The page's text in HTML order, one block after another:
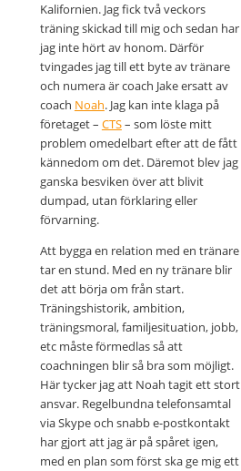
Kalifornien. Jag fick två veckors
träning skickad till mig och sedan har
jag inte hört av honom. Därför
tvingades jag till ett byte av tränare
och numera är coach Jake ersatt av
coach Noah. Jag kan inte klaga på
företaget – CTS– som löste mitt
problem omedelbart efter att de fått
kännedom om det. Däremot blev jag
ganska besviken över att blivit
dumpad, utan förklaring eller
förvarning.
Att bygga en relation med en tränare
tar en stund. Med en ny tränare blir
det att börja om från start.
Träningshistorik, ambition,
träningsmoral, familjesituation, jobb,
etc måste förmedlas så att
coachningen blir så bra som möjligt.
Här tycker jag att Noah tagit ett stort
ansvar. Regelbundna telefonsamtal
via Skype och snabb e-postkontakt
har gjort att jag är på spåret igen,
med en plan som först ska ge mig ett